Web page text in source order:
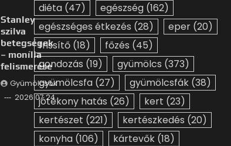
Stanley
szilva
betegségek
– monília
felismerése
Gyümölcsök
2026.07.24.
diéta (47) egészség (162)
egészséges étkezés (28) eper (20)
frissítő (18) főzés (45)
gondozás (19) gyümölcs (373)
gyümölcsfa (27) gyümölcsfák (38)
jótékony hatás (26) kert (23)
kertészet (221) kertészkedés (20)
konyha (106) kártevők (18)